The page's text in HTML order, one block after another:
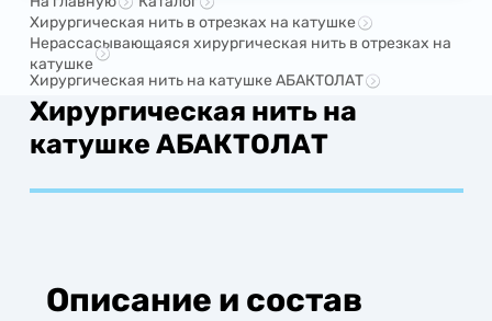
Хирургическая нить в отрезках на катушке
Нерассасывающаяся хирургическая нить в отрезках на
катушке
Хирургическая нить на катушке АБАКТОЛАТ
Хирургическая нить на
катушке АБАКТОЛАТ
Описание и состав